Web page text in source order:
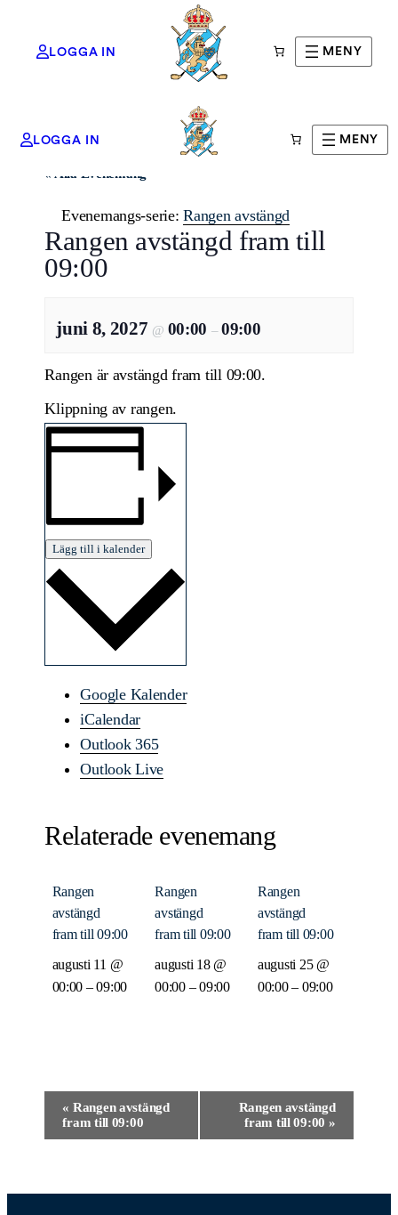
LOGGA IN MENY
LOGGA IN MENY
« Alla Evenemang
Evenemangs-serie:Rangen avstängd
Rangen avstängd fram till
09:00
juni 8, 2027 @ 00:00 –09:00
Rangen är avstängd fram till 09:00.
Klippning av rangen.
Lägg till i kalender
Google Kalender
iCalendar
Outlook 365
Outlook Live
Relaterade evenemang
Rangen
avstängd
fram till 09:00
augusti 11 @
00:00 –09:00
Rangen
avstängd
fram till 09:00
augusti 18 @
00:00–09:00
Rangen
avstängd
fram till 09:00
augusti 25 @
00:00– 09:00
Evenemang-
navigering
« Rangen avstängd
fram till 09:00
Rangen avstängd
fram till 09:00 »